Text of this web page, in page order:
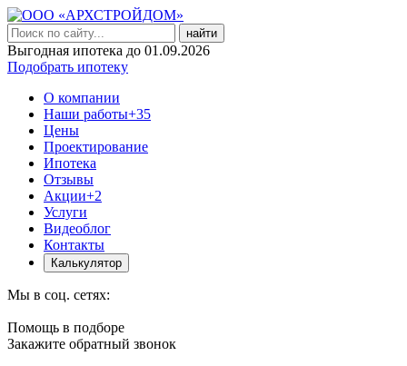
найти
Выгодная ипотека до 01.09.2026
Подобрать ипотеку
О компании
Наши работы+35
Цены
Проектирование
Ипотека
Отзывы
Акции+2
Услуги
Видеоблог
Контакты
Калькулятор
Мы в соц. сетях:
Помощь в подборе
Закажите обратный звонок